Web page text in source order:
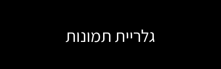
גלריית תמונות